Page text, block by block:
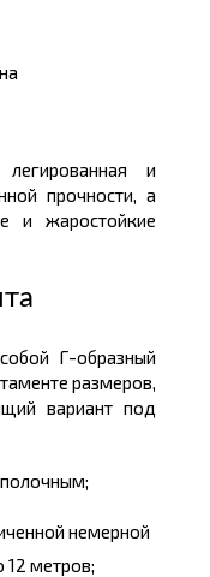
и
прочности, а
и жаростойкие
Г-образный
размеров,
вариант под
;
немерной
12 метров;